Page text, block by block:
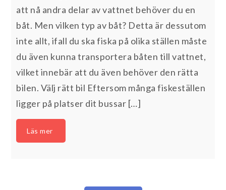
att nå andra delar av vattnet behöver du en
båt. Men vilken typ av båt? Detta är dessutom
inte allt, ifall du ska fiska på olika ställen måste
du även kunna transportera båten till vattnet,
vilket innebär att du även behöver den rätta
bilen. Välj rätt bil Eftersom många fiskeställen
ligger på platser dit bussar […]